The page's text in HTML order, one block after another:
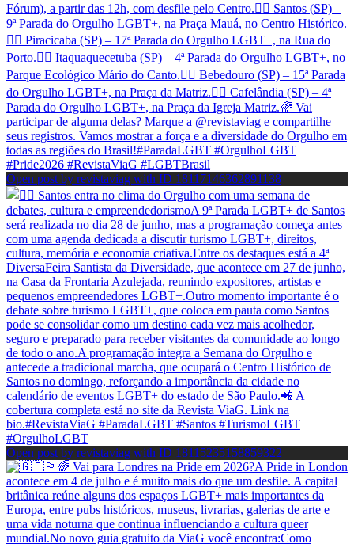
Open post by revistaviag with ID 18117146362891138
Open post by revistaviag with ID 18115235158859322